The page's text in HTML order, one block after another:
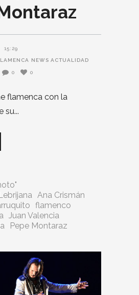
15:29
NEWS ACTUALIDAD
0 0
flamenca con la
su
Ana Crismán
flamenco
Juan Valencia
Pepe Montaraz